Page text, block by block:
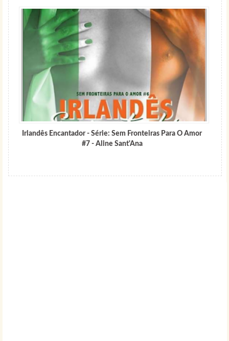
Irlandês Encantador - Série: Sem Fronteiras Para O Amor
#7 - Aline Sant'Ana